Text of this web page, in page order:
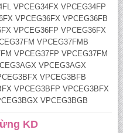
VPCEG34FX VPCEG34FP
VPCEG36FX VPCEG36FB
VPCEG36FP VPCEG36FX
VPCEG37FMB
VPCEG37FP VPCEG37FM
VPCEG3AGX
VPCEG3BFB
VPCEG3BFP VPCEG3BFX
VPCEG3BGB
KD